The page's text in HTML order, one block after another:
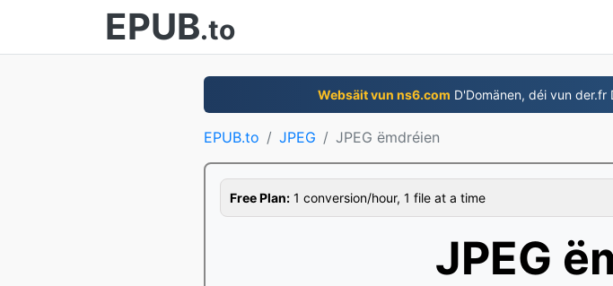
EPUB.to
Websäit vun ns6.com D'Domänen, déi vun der.fr
EPUB.to JPEG JPEG ëmdréien
Free Plan: 1 conversion/hour, 1 file at a time
JPEG